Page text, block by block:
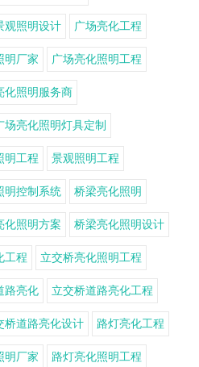
观照明设计 广场亮化工程
明厂家 广场亮化照明工程
化照明服务商
场亮化照明灯具定制
明工程 景观照明工程
明控制系统 桥梁亮化照明
化照明方案 桥梁亮化照明设计
工程 立交桥亮化照明工程
路亮化 立交桥道路亮化工程
桥道路亮化设计 路灯亮化工程
明厂家 路灯亮化照明工程